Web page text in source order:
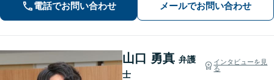
除くことをお助けします。【初回面談
無料】【秘密厳守】【子連れ相談可】
電話でお問い合わせ メールでお問い合わせ
山口 勇真 弁護
士
インタビューを見
る